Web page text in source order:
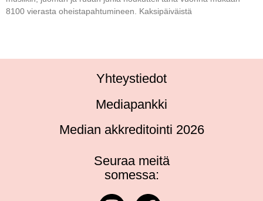
8100 vierasta oheistapahtumineen. Kaksipäiväistä
Yhteystiedot
Mediapankki
Median akkreditointi 2026
Seuraa meitä
somessa: